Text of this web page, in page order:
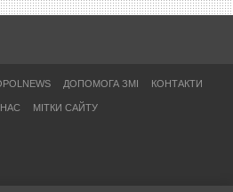
ДОПОМОГА ЗМІ КОНТАКТИ
МІТКИ САЙТУ